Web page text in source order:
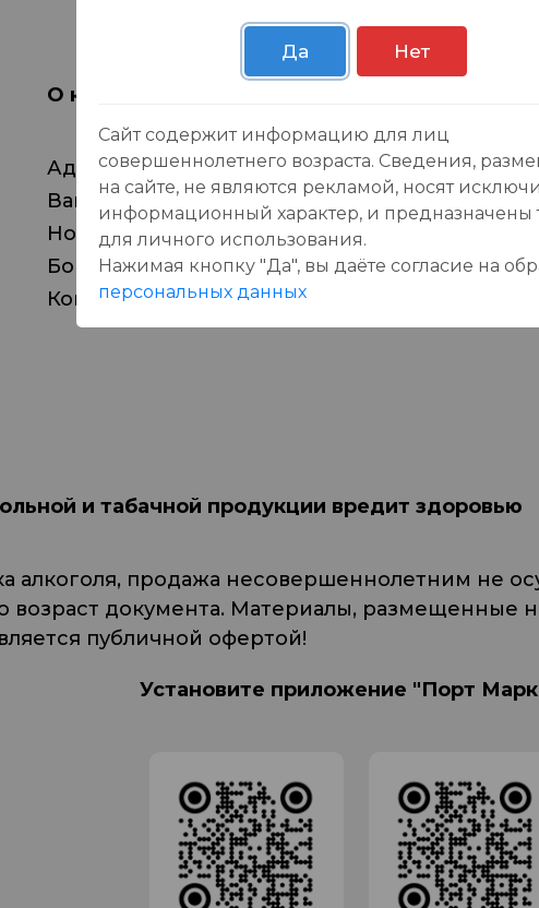
О компании
Адреса магазинов
Вакансии
Новости
Бонусная карта
Контакты
Войти
и табачной продукции вредит здоровью
алкоголя, продажа несовершеннолетним не
документа. Материалы, размещенные
публичной офертой!
Установите приложение "Порт
Да Нет
Сайт содержит информацию для лиц
совершеннолетнего возраста. Сведения,
на сайте, не являются рекламой, носят
информационный характер, и предназначены
для личного использования.
Нажимая кнопку "Да", вы даёте cогласие на
персональных данных